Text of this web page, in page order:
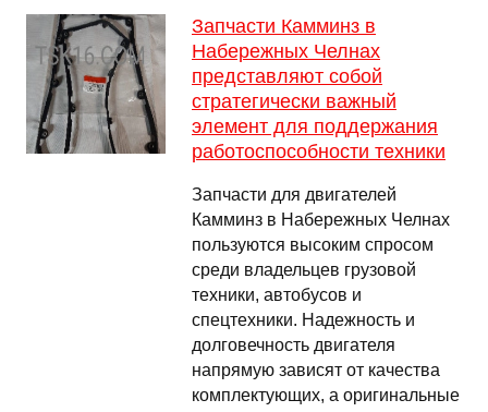
Запчасти Камминз в
Набережных Челнах
представляют собой
стратегически важный
элемент для поддержания
работоспособности техники
Запчасти для двигателей
Камминз в Набережных Челнах
пользуются высоким спросом
среди владельцев грузовой
техники, автобусов и
спецтехники. Надежность и
долговечность двигателя
напрямую зависят от качества
комплектующих, а оригинальные